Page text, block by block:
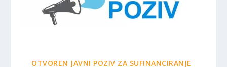
OTVOREN JAVNI POZIV ZA SUFINANCIRANJE